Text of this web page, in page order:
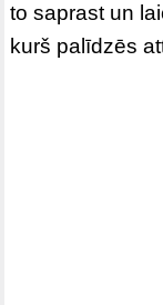
to saprast un
kurš palīdzēs